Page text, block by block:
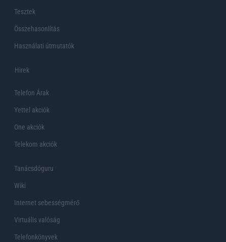
Tesztek
Összehasonlítás
Használati útmutatók
Hirek
Telefon Árak
Yettel akciók
One akciók
Telekom akciók
Tanácsdóguru
Wiki
Internet sebességmérő
Virtuális valóság
Telefonkönyvek